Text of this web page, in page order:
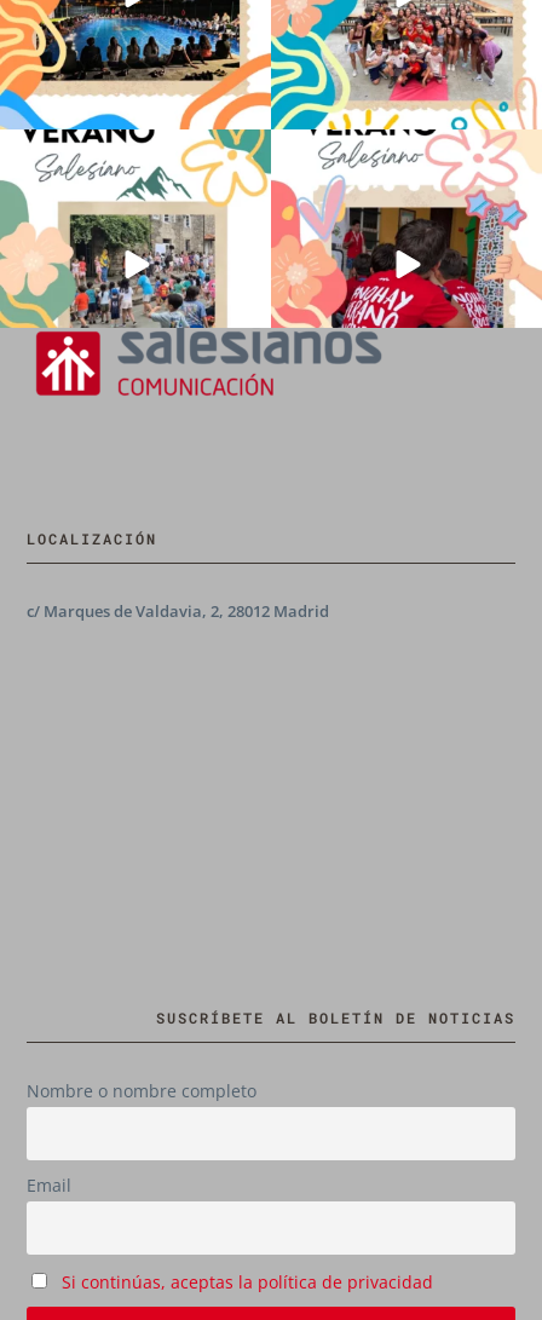
La diversión y la alegría también se han
sentido...
97 0
No hay verano sin que sea Salesiano ❤️
💫 en Luz 4
...
0
LOCALIZACIÓN
c/ Marques de Valdavia, 2, 28012 Madrid
SUSCRÍBETE AL BOLETÍN DE NOTICIAS
Nombre o nombre completo
Email
Si continúas, aceptas la política de privacidad